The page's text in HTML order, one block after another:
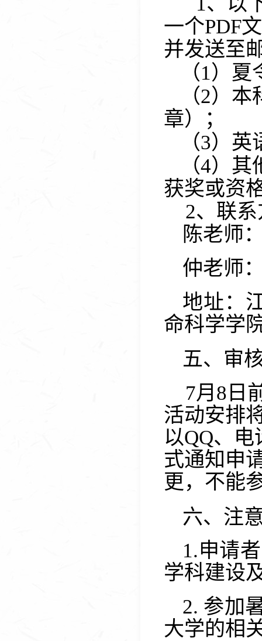
一个PDF
并发送至
（1）夏
（2）本
章）；
（3）英
（4）其
获奖或资
2、 联
陈老师
仲老师
地址：
命科学学
五、审
7月 8 日
活动安排
以QQ、电
式通知申
更，不能
六、注
1.申请
学科建设
2. 参加
大学的相